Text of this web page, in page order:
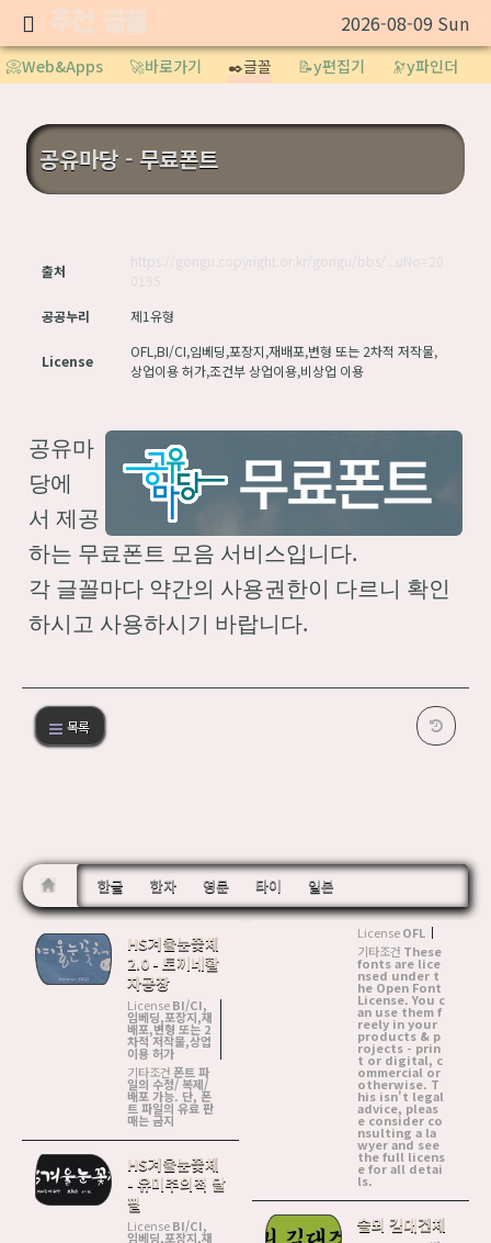
2026-08-09 Sun
📀Web&Apps 🚀바로가기 ✒️글꼴 📝y편집기 🔭y파인더
공유마당 - 무료폰트
출처
https://gongu.copyright.or.kr/gongu/bbs/...uNo=20
0195
공공누리
제1유형
License
OFL,BI/CI,임베딩,포장지,재배포,변형 또는 2차적 저작물,
상업이용 허가,조건부 상업이용,비상업 이용
공유마
당에
서 제공
하는 무료폰트 모음 서비스입니다.
각 글꼴마다 약간의 사용권한이 다르니 확인
하시고 사용하시기 바랍니다.
목록
한글 한자 영문 타이 일본
HS겨울눈꽃체
2.0 - 토끼네활
자공장
LicenseBI/CI,
임베딩,포장지,재
배포,변형 또는 2
차적 저작물,상업
이용 허가
기타조건폰트 파
일의 수정/ 복제/
배포 가능. 단, 폰
트 파일의 유료 판
매는 금지
HS겨울눈꽃체
- 유미주의적 달
필
LicenseBI/CI,
임베딩,포장지,재
LicenseOFL
기타조건 These
fonts are lice
nsed under t
he Open Font
License. You c
an use them f
reely in your
products & p
rojects - prin
t or digital, c
ommercial or
otherwise. T
his isn't legal
advice, pleas
e consider co
nsulting a la
wyer and see
the full licens
e for all detai
ls.
솔뫼 김대건체
Sketchbook5, 스케치북5
Sketchbook5, 스케치북5